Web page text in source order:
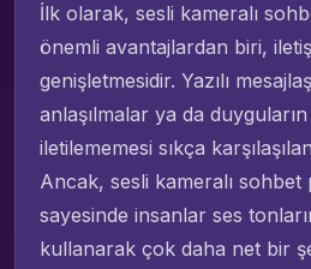
İlk olarak, sesli kameralı
önemli avantajlardan biri,
genişletmesidir. Yazılı
anlaşılmalar ya da
iletilememesi sıkça
Ancak, sesli kameralı sohbet
sayesinde insanlar ses
kullanarak çok daha net bir